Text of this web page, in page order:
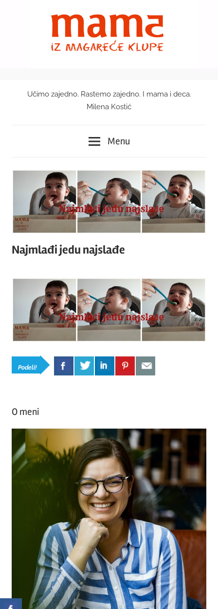
Mama
magareće
klupe
Učimo zajedno. Rastemo zajedno. I mama i deca.
Milena Kostić
Menu
Najmlađi jedu najslađe
Podeli!
O meni